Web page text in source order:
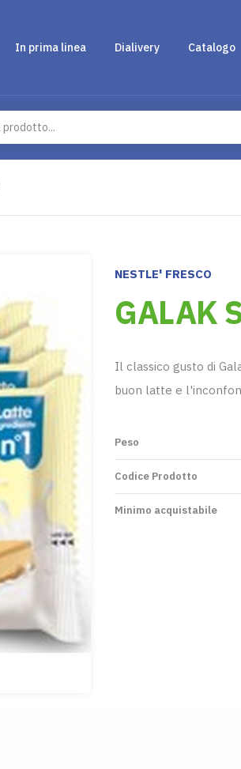
In prima linea Dialivery Catalogo
NESTLE' FRESCO
GALAK
Il classico gusto di
buon latte e
Peso
Codice Prodotto
Minimo acquistabile